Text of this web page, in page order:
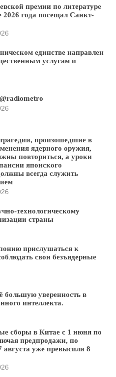
премии по литературе
года посещал Санкт-
единстве направлен
услугам и
произошедшие в
ядерного оружия,
повториться, а уроки
японского
всегда служить
технологическому
страны
прислушаться к
свои безъядерные
большую уверенность в
интеллекта.
сборы в Китае с 1 июня по
предпродажи, по
августа уже превысили 8